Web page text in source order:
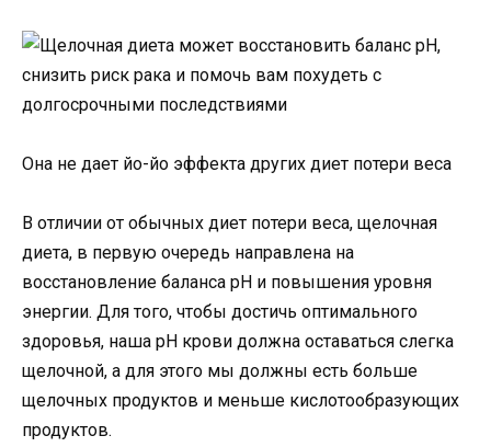
Она не дает йо-йо эффекта других диет потери веса
В отличии от обычных диет потери веса, щелочная
диета, в первую очередь направлена ​​на
восстановление баланса рН и повышения уровня
энергии. Для того, чтобы достичь оптимального
здоровья, наша рН крови должна оставаться слегка
щелочной, а для этого мы должны есть больше
щелочных продуктов и меньше кислотообразующих
продуктов.